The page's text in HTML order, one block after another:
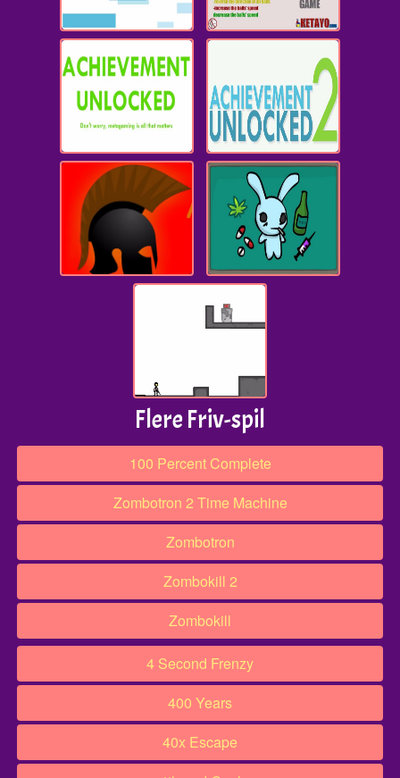
Flere Friv-spil
100 Percent Complete
Zombotron 2 Time Machine
Zombotron
Zombokill 2
Zombokill
4 Second Frenzy
400 Years
40x Escape